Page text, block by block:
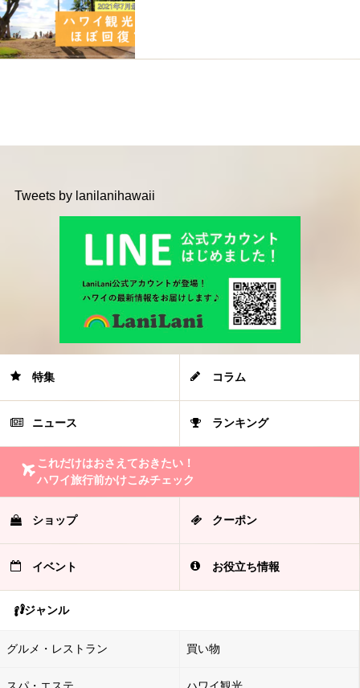
Tweets by lanilanihawaii
特集 コラム
ニュース ランキング
これだけはおさえておきたい！
ハワイ旅行前かけこみチェック
ショップ クーポン
イベント お役立ち情報
ジャンル
グルメ・レストラン 買い物
スパ・エステ ハワイ観光